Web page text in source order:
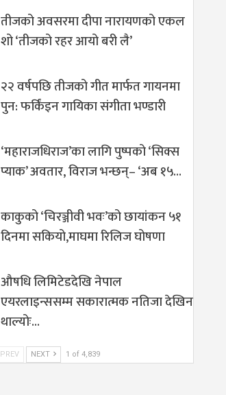
तीजको अवसरमा दीपा नारायणको एकल
शो ‘तीजको रहर आयो बरी लै’
२२ वर्षपछि तीजको गीत मार्फत गायनमा
पुन: फर्किंइन गायिका संगीता भण्डारी
‘महाराजधिराज’का लागि पुष्पको ‘सिक्स
प्याक’ अवतार, विराज भन्छन्– ‘अब १५…
काकुको ‘चिरञ्जीवी भवः’को छायांकन ५१
दिनमा सकियो,माघमा रिलिज घोषणा
औषधि लिमिटेडदेखि नेपाल
एयरलाइन्ससम्म सकारात्मक नतिजा देखिन
थाल्योः…
PREV NEXT 1 of 4,839